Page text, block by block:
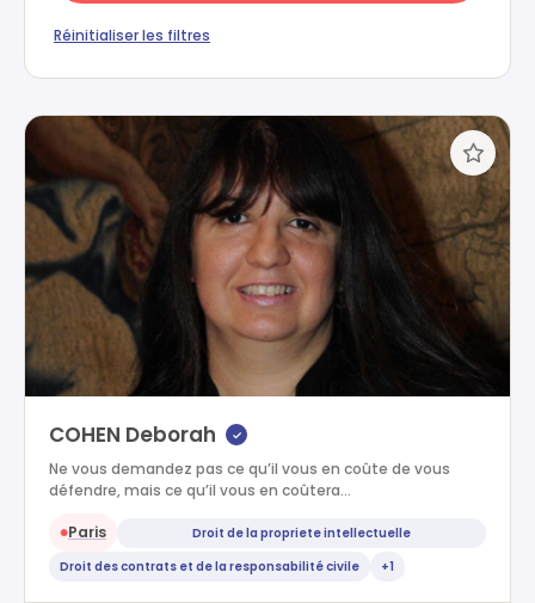
Réinitialiser les filtres
COHEN Deborah ✓
Ne vous demandez pas ce qu’il vous en coûte de vous
défendre, mais ce qu’il vous en coûtera…
●Paris
Droit de la propriete intellectuelle
Droit des contrats et de la responsabilité civile
+1